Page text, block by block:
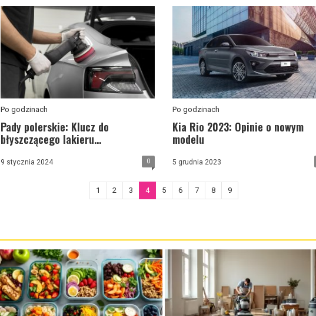
Po godzinach
Pady polerskie: Klucz do
błyszczącego lakieru...
9 stycznia 2024 0
Po godzinach
Kia Rio 2023: Opinie o nowym
modelu
5 grudnia 2023
1 2 3 4 5 6 7 8 9